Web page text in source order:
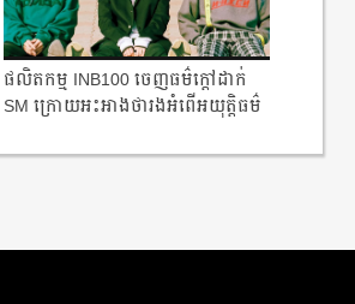
ផលិតកម្ម INB100 ចេញធម៌ក្ដៅដាក់
SM ក្រោយអះអាងថារងអំពើអយុត្តិធម៌